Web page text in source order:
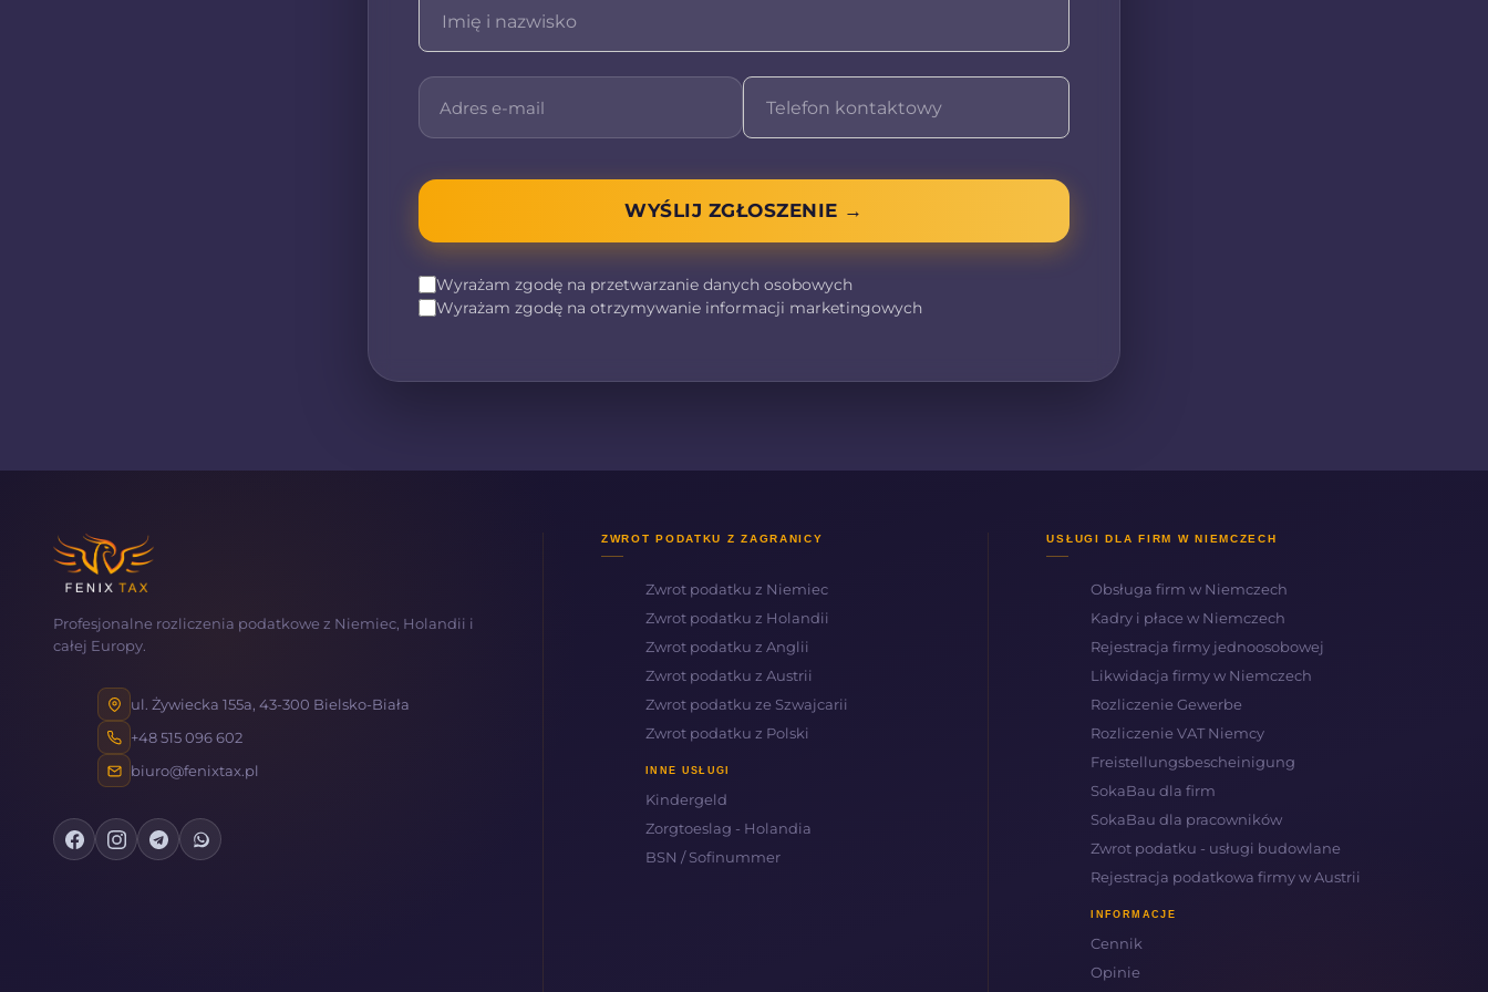
WYŚLIJ ZGŁOSZENIE →
Wyrażam zgodę na przetwarzanie danych osobowych
Wyrażam zgodę na otrzymywanie informacji marketingowych
Profesjonalne rozliczenia podatkowe z Niemiec, Holandii i
całej Europy.
ul. Żywiecka 155a, 43-300 Bielsko-Biała
+48 515 096 602
biuro@fenixtax.pl
ZWROT PODATKU Z ZAGRANICY
Zwrot podatku z Niemiec
Zwrot podatku z Holandii
Zwrot podatku z Anglii
Zwrot podatku z Austrii
Zwrot podatku ze Szwajcarii
Zwrot podatku z Polski
INNE USŁUGI
Kindergeld
Zorgtoeslag - Holandia
BSN / Sofinummer
USŁUGI DLA FIRM W NIEMCZECH
Obsługa firm w Niemczech
Kadry i płace w Niemczech
Rejestracja firmy jednoosobowej
Likwidacja firmy w Niemczech
Rozliczenie Gewerbe
Rozliczenie VAT Niemcy
Freistellungsbescheinigung
SokaBau dla firm
SokaBau dla pracowników
Zwrot podatku - usługi budowlane
Rejestracja podatkowa firmy w Austrii
INFORMACJE
Cennik
Opinie